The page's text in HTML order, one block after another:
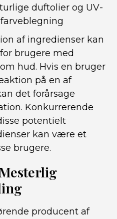
duftolier og UV-
af ingredienser kan
brugere med
hud. Hvis en bruger
på en af
det forårsage
Konkurrerende
potentielt
kan være et
brugere.
producent af